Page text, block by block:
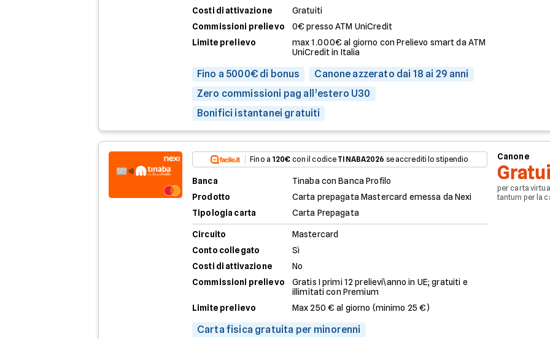
Costi di attivazione
Gratuiti
Commissioni prelievo
0€ presso ATM UniCredit
Limite prelievo
max 1.000€ al giorno con Prelievo smart da ATM
UniCredit in Italia
Fino a 5000€ di bonus
Canone azzerato dai 18 ai 29 anni
Zero commissioni pag all’estero U30
Bonifici istantanei gratuiti
Fino a 120€ con il codice TINABA2026 se accrediti lo stipendio
Banca
Tinaba con Banca Profilo
Prodotto
Carta prepagata Mastercard emessa da Nexi
Tipologia carta
Carta Prepagata
Circuito
Mastercard
Conto collegato
Sì
Costi di attivazione
No
Commissioni prelievo
Gratis I primi 12 prelievi\anno in UE; gratuiti e
illimitati con Premium
Limite prelievo
Max 250 € al giorno (minimo 25 €)
Carta fisica gratuita per minorenni
Canone
per carta
tantum per la